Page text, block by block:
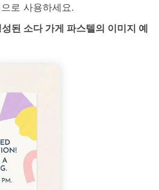
로 사용하세요.
된 소다 가게 파스텔의 이미지 예